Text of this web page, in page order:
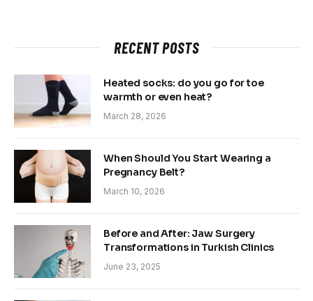
RECENT POSTS
Heated socks: do you go for toe
warmth or even heat?
March 28, 2026
When Should You Start Wearing a
Pregnancy Belt?
March 10, 2026
Before and After: Jaw Surgery
Transformations in Turkish Clinics
June 23, 2025